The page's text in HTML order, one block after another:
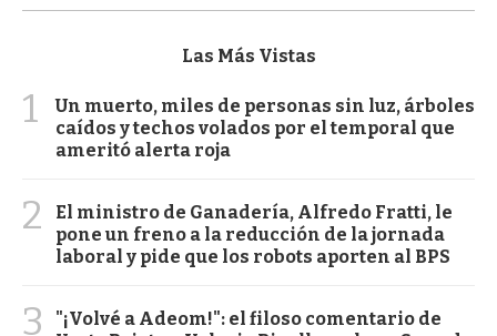
Las Más Vistas
1
Un muerto, miles de personas sin luz, árboles
caídos y techos volados por el temporal que
ameritó alerta roja
2
El ministro de Ganadería, Alfredo Fratti, le
pone un freno a la reducción de la jornada
laboral y pide que los robots aporten al BPS
3
"¡Volvé a Adeom!": el filoso comentario de